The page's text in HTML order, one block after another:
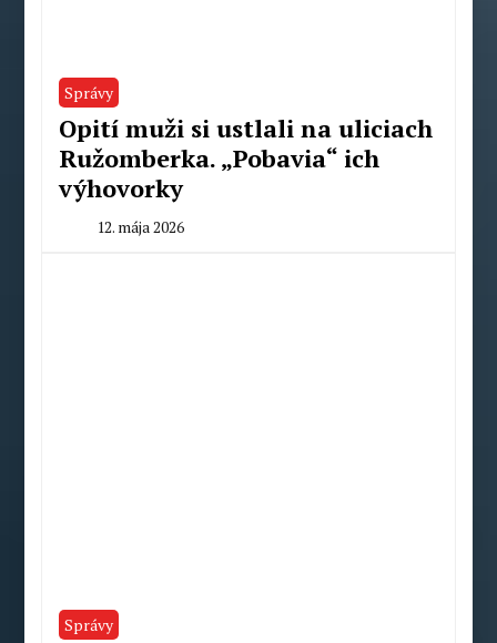
Správy
Opití muži si ustlali na uliciach
Ružomberka. „Pobavia“ ich
výhovorky
12. mája 2026
Správy